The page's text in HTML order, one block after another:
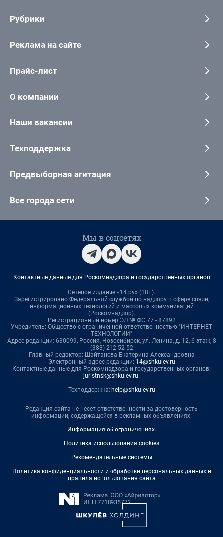
Рубрики
Реклама на сайте
Прайс-лист
О компании
Наши вакансии
Техподдержка
Предвыборная агитация
Все города сети
Мы в соцсетях
Контактные данные для Роскомнадзора и государственных органов
Сетевое издание «14.ру» (18+).
Зарегистрировано Федеральной службой по надзору в сфере связи,
информационных технологий и массовых коммуникаций
(Роскомнадзор).
Регистрационный номер ЭЛ № ФС 77 - 87892
Учредитель: Общество с ограниченной ответственностью "ИНТЕРНЕТ
ТЕХНОЛОГИИ"
Адрес редакции: 630099, Россия, Новосибирск, ул. Ленина, д. 12, 6 этаж, 8
(383) 212-52-52
Главный редактор: Шайтанова Екатерина Александровна
Электронный адрес редакции: 14@shkulev.ru
Контактные данные для Роскомнадзора и государственных органов:
juristnsk@shkulev.ru.
Техподдержка: help@shkulev.ru
Редакция сайта не несет ответственности за достоверность
информации, содержащейся в рекламных объявлениях.
Информация об ограничениях.
Политика использования cookies
Рекомендательные системы
Политика конфиденциальности и обработки персональных данных и
правила использования сайта